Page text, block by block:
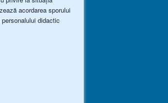
acordarea sporului
didactic